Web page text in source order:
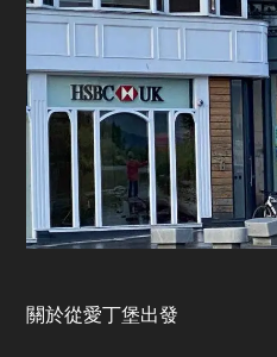
關於從愛丁堡出發